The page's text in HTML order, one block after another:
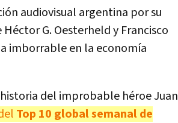
audiovisual argentina por su
G. Oesterheld y Francisco
imborrable en la economía
del improbable héroe Juan
Top 10 global semanal de